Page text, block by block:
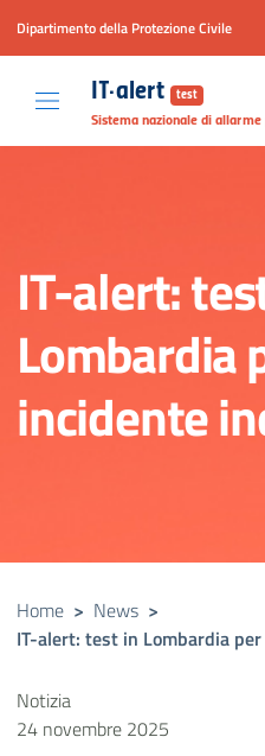
Vai al contenuto principale
Raggiungi il piè di pagina
Dipartimento della Protezione Civile
IT-alert test
Sistema nazionale di allarme
IT-alert:
Lombardia
incidente
Home > News >
IT-alert: test in Lombardia
Notizia
24 novembre 2025